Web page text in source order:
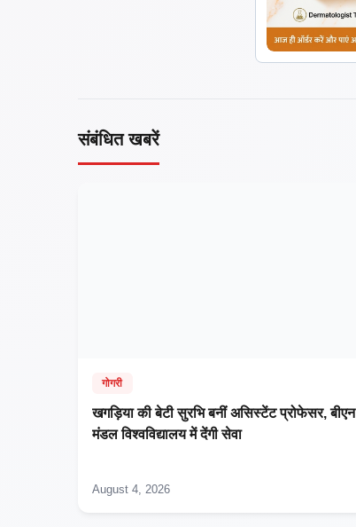
संबंधित खबरें
गोगरी
खगड़िया की बेटी सुरभि बनीं असिस्टेंट प्रोफेसर, बीएन
मंडल विश्वविद्यालय में देंगी सेवा
August 4, 2026